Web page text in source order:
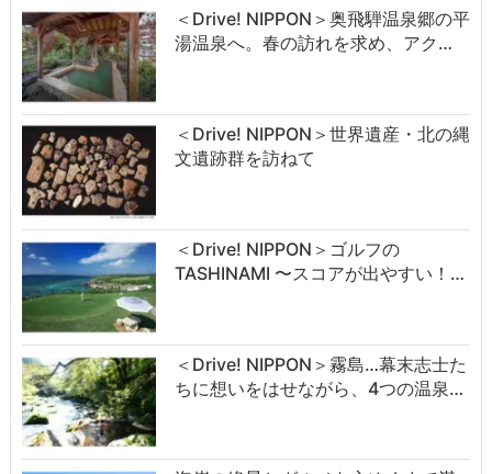
＜Drive! NIPPON＞奥飛騨温泉郷の平
湯温泉へ。春の訪れを求め、アク…
＜Drive! NIPPON＞世界遺産・北の縄
文遺跡群を訪ねて
＜Drive! NIPPON＞ゴルフの
TASHINAMI 〜スコアが出やすい！…
＜Drive! NIPPON＞霧島…幕末志士た
ちに想いをはせながら、4つの温泉…